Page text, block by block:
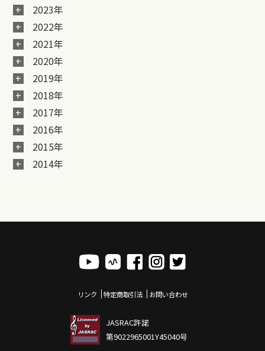
2023年
2022年
2021年
2020年
2019年
2018年
2017年
2016年
2015年
2014年
リンク 特定商取引法 お問い合わせ
JASRAC許諾
第9022965001Y45040号